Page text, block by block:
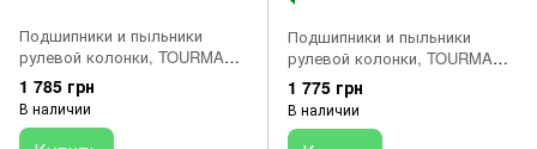
Подшипники и пыльники
рулевой колонки, TOURMAX
SSH902R (22-1021) HONDA
XL600/650/700V TRANSALP
'87-'11, XRV750 AFRICA TWIN
'90-'03 CR 80/85R '87-'07,
1 785 грн
В наличии
Подшипники и пыльники
рулевой колонки, TOURMAX
1 775 грн
В наличии